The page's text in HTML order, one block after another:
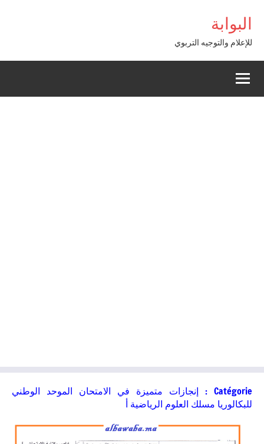
contenu
البوابة
للإعلام والتوجيه التربوي
Catégorie :
إنجازات متميزة في الامتحان الموحد الوطني
للبكالوريا مسلك العلوم الرياضية أ